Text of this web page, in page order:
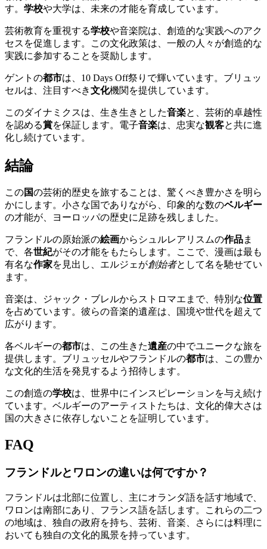
す。 学校や大学は、未来の才能を育成しています。
芸術教育を重視する学校や音楽院は、創造的な実践へのアク
セスを促進します。この文化政策は、一般の人々が創造的な
実践に参加することを奨励します。
ゲントの都市は、10 Days Off祭りで輝いています。ブリュッ
セルは、注目すべき文化機関を提供しています。
このダイナミクスは、生き生きとした音楽と、芸術的卓越性
を認める賞を保証します。電子音楽は、忠実な観客と共に進
化し続けています。
結論
この国の芸術的歴史を旅することは、驚くべき豊かさを明ら
かにします。小さな国でありながら、印象的な数のベルギー
の才能が、ヨーロッパの歴史に足跡を残しました。
フランドルの原始派の絵画からシュルレアリスムの作品ま
で、各世紀がその才能をもたらします。ここで、漫画は最も
有名な作家を見出し、エルジェが創始者として名を馳せてい
ます。
音楽は、ジャック・ブレルからストロマエまで、特別な位置
を占めています。彼らの音楽的遺産は、国境や世代を超えて
広がります。
各ベルギーの都市は、この生きた遺産の中でユニークな旅を
提供します。ブリュッセルやフランドルの都市は、この豊か
な文化的生活を発見するよう招待します。
この創造の学校は、世界中にインスピレーションを与え続け
ています。ベルギーのアーティストたちは、文化的偉大さは
国の大きさに依存しないことを証明しています。
FAQ
フランドルとワロンの違いは何ですか？
フランドルは北部に位置し、主にオランダ語を話す地域で、
ワロンは南部にあり、フランス語を話します。これらの二つ
の地域は、独自の政府を持ち、芸術、音楽、さらには料理に
おいても独自の文化的風景を持っています。